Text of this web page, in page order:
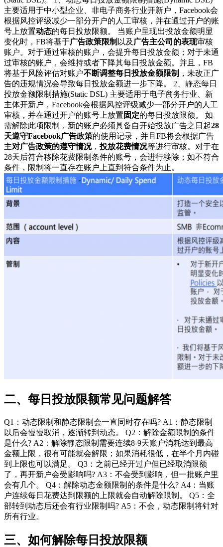
主要适用于中小型企业、非电子商务行业开新户，Facebook会
根据风控评级减少一部分开户的人工审核，并在通过开户的账
号上放置动态的每日投放限额。 当账户呈现出投放金额明显
变化时，FB将基于广告政策限制 以及 广告主公司的表现审核
账户。对于通过审核的账户，会提升每日投放金额；对于未通
过审核的账户，会维持或者下降其每日投放金额。并且，FB
将基于风险评估对账户不断调整每日投放金额限制 ，未改正广
告的违规情况会导致每日投放金额进一步下降。 2、静态每日
投放金额限制措施(Static DSL) 主要适用于电子商务行业、新
主体开新户，Facebook会根据风控评级减少一部分开户的人工
审核，并在通过开户的账号上放置 固定的每日投放限额。 如
需解除此项限制，新的账户必须具备自开始投放广告之日起28
天遵守Facebook广告政策的使用记录，并且FB将会根据广告
主对广告政策的遵守情况，投放花费情况等进行审核。对于在
28天后符合移除花费限制条件的账号，会进行移除；如不符合
条件，限制将一直存在账户上直到符合条件为止。
二、每日投放限额常见问题解答
Q1：动态限制和静态限制会一直同时存在吗? A1：静态限制
以后会慢慢取消，逐渐转到动态。 Q2：解除金额限制的条件
是什么? A2：解除静态限制需要连续8-9天账户消耗达到最高
金额上限，很有可能就会解限；如果消耗很低，在半个月内碰
到上限也可以满足。 Q3：之前已经开过户但已经取消限额
了，再开新户会受影响吗? A3：不会受到影响，但一批账户里
会有几个。 Q4：解除动态金额限制的条件是什么? A4：​当账
户连续每日花费达到限额的上限就会自动解除限制。 Q5：全
部转到动态后还会有行业限制吗? A5：不会，动态限制将针对
所有行业。
三、如何解除每日投放限额